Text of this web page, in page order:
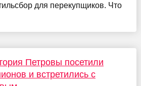
для перекупщиков. Что
Петровы посетили
и встретились с